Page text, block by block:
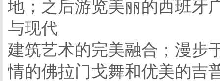
地；之后游览美丽的西班牙
与现代
建筑艺术的完美融合；漫步
情的佛拉门戈舞和优美的吉